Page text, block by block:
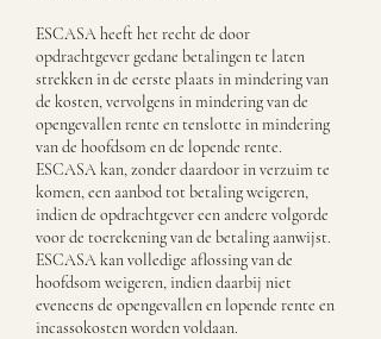
ESCASA heeft het recht de door
opdrachtgever gedane betalingen te laten
strekken in de eerste plaats in mindering van
de kosten, vervolgens in mindering van de
opengevallen rente en tenslotte in mindering
van de hoofdsom en de lopende rente.
ESCASA kan, zonder daardoor in verzuim te
komen, een aanbod tot betaling weigeren,
indien de opdrachtgever een andere volgorde
voor de toerekening van de betaling aanwijst.
ESCASA kan volledige aflossing van de
hoofdsom weigeren, indien daarbij niet
eveneens de opengevallen en lopende rente en
incassokosten worden voldaan.